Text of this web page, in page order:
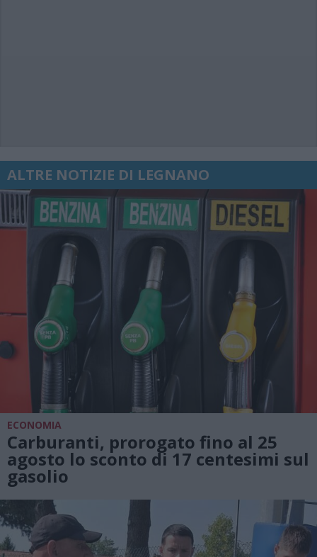
ALTRE NOTIZIE DI LEGNANO
ECONOMIA
Carburanti, prorogato fino al 25
agosto lo sconto di 17 centesimi sul
gasolio